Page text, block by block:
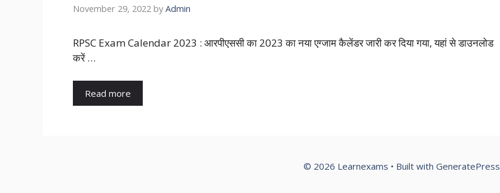
November 29, 2022 by Admin
RPSC Exam Calendar 2023 : आरपीएससी का 2023 का नया एग्जाम कैलेंडर जारी कर दिया गया, यहां से डाउनलोड
करें …
Read more
© 2026 Learnexams • Built with GeneratePress